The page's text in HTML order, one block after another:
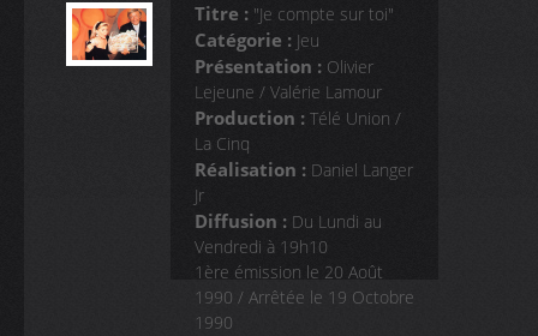
+ D'INFOS
COMMENTAIRES
Titre : "Je compte sur toi"
Catégorie : Jeu
Présentation : Olivier
Lejeune / Valérie Lamour
Production : Télé Union /
La Cinq
Réalisation : Daniel Langer
Jr
Diffusion : Du Lundi au
Vendredi à 19h10
1ère émission le 20 Août
1990 / Arrêtée le 19 Octobre
1990